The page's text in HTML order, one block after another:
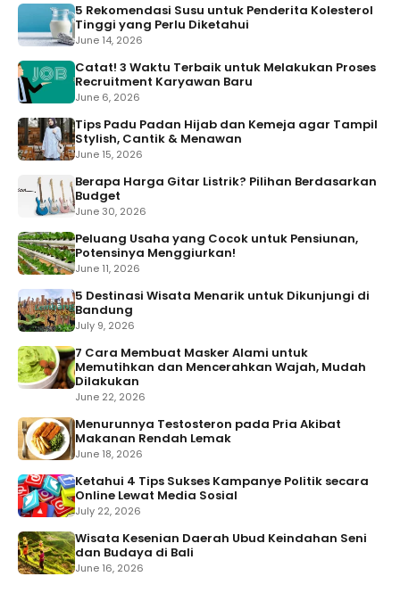
5 Rekomendasi Susu untuk Penderita Kolesterol
Tinggi yang Perlu Diketahui
June 14, 2026
Catat! 3 Waktu Terbaik untuk Melakukan Proses
Recruitment Karyawan Baru
June 6, 2026
Tips Padu Padan Hijab dan Kemeja agar Tampil
Stylish, Cantik & Menawan
June 15, 2026
Berapa Harga Gitar Listrik? Pilihan Berdasarkan
Budget
June 30, 2026
Peluang Usaha yang Cocok untuk Pensiunan,
Potensinya Menggiurkan!
June 11, 2026
5 Destinasi Wisata Menarik untuk Dikunjungi di
Bandung
July 9, 2026
7 Cara Membuat Masker Alami untuk
Memutihkan dan Mencerahkan Wajah, Mudah
Dilakukan
June 22, 2026
Menurunnya Testosteron pada Pria Akibat
Makanan Rendah Lemak
June 18, 2026
Ketahui 4 Tips Sukses Kampanye Politik secara
Online Lewat Media Sosial
July 22, 2026
Wisata Kesenian Daerah Ubud Keindahan Seni
dan Budaya di Bali
June 16, 2026